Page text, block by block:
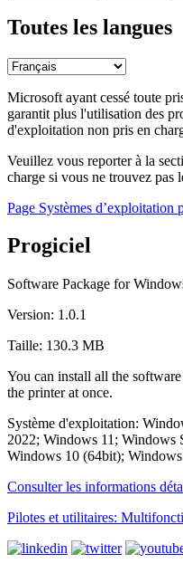
Toutes les langues
Microsoft ayant cessé toute
garantit plus l'utilisation des
d'exploitation non pris en
Veuillez vous reporter à la
charge si vous ne trouvez pas
Page Systèmes d’exploitation
Progiciel
Software Package for
Version: 1.0.1
Taille: 130.3 MB
You can install all the
the printer at once.
Système d'exploitation:
2022; Windows 11; Windows
Windows 10 (64bit);
Consulter les informations
Pilotes et utilitaires: